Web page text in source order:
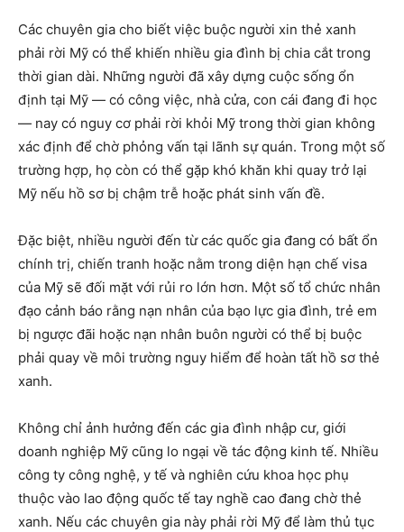
Các chuyên gia cho biết việc buộc người xin thẻ xanh
phải rời Mỹ có thể khiến nhiều gia đình bị chia cắt trong
thời gian dài. Những người đã xây dựng cuộc sống ổn
định tại Mỹ — có công việc, nhà cửa, con cái đang đi học
— nay có nguy cơ phải rời khỏi Mỹ trong thời gian không
xác định để chờ phỏng vấn tại lãnh sự quán. Trong một số
trường hợp, họ còn có thể gặp khó khăn khi quay trở lại
Mỹ nếu hồ sơ bị chậm trễ hoặc phát sinh vấn đề.
Đặc biệt, nhiều người đến từ các quốc gia đang có bất ổn
chính trị, chiến tranh hoặc nằm trong diện hạn chế visa
của Mỹ sẽ đối mặt với rủi ro lớn hơn. Một số tổ chức nhân
đạo cảnh báo rằng nạn nhân của bạo lực gia đình, trẻ em
bị ngược đãi hoặc nạn nhân buôn người có thể bị buộc
phải quay về môi trường nguy hiểm để hoàn tất hồ sơ thẻ
xanh.
Không chỉ ảnh hưởng đến các gia đình nhập cư, giới
doanh nghiệp Mỹ cũng lo ngại về tác động kinh tế. Nhiều
công ty công nghệ, y tế và nghiên cứu khoa học phụ
thuộc vào lao động quốc tế tay nghề cao đang chờ thẻ
xanh. Nếu các chuyên gia này phải rời Mỹ để làm thủ tục